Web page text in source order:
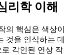
리학 이해
의 핵심은 색상이
것을 인식하는 데
각인된 연상 작